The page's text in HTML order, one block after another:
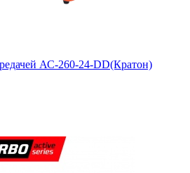
АС-260-24-DD(Кратон)